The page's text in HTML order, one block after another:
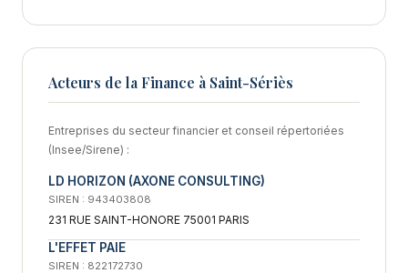
Acteurs de la Finance à Saint-Sériès
Entreprises du secteur financier et conseil répertoriées
(Insee/Sirene) :
LD HORIZON (AXONE CONSULTING)
SIREN : 943403808
231 RUE SAINT-HONORE 75001 PARIS
L'EFFET PAIE
SIREN : 822172730